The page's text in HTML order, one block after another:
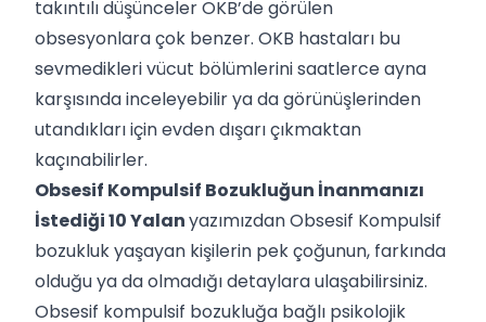
takıntılı düşünceler OKB’de görülen
obsesyonlara çok benzer. OKB hastaları bu
sevmedikleri vücut bölümlerini saatlerce ayna
karşısında inceleyebilir ya da görünüşlerinden
utandıkları için evden dışarı çıkmaktan
kaçınabilirler.
Obsesif Kompulsif Bozukluğun İnanmanızı
İstediği 10 Yalanyazımızdan Obsesif Kompulsif
bozukluk yaşayan kişilerin pek çoğunun, farkında
olduğu ya da olmadığı detaylara ulaşabilirsiniz.
Obsesif kompulsif bozukluğa bağlı psikolojik